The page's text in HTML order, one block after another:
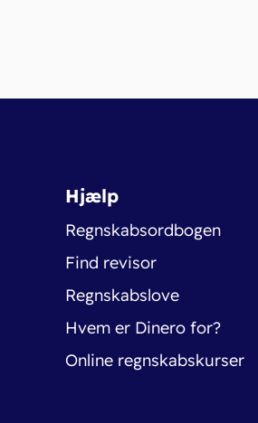
Hjælp
Regnskabsordbogen
Find revisor
Regnskabslove
Hvem er Dinero for?
Online regnskabskurser